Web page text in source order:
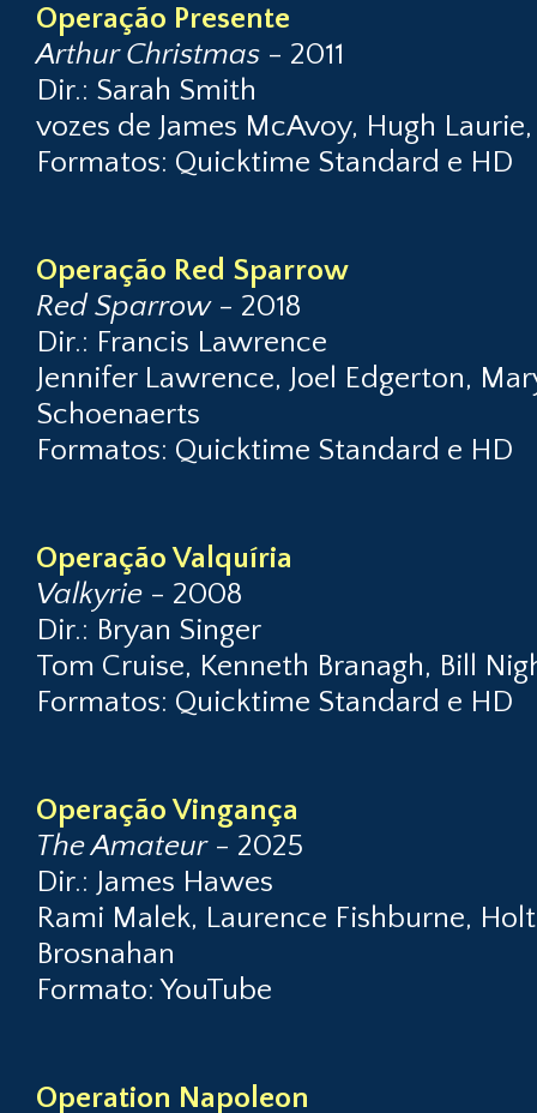
Operação Presente
Arthur Christmas - 2011
Dir.: Sarah Smith
vozes de James McAvoy, Hugh
Formatos: Quicktime Standard e HD
Operação Red Sparrow
Red Sparrow- 2018
Dir.: Francis Lawrence
Jennifer Lawrence, Joel Edgerton,
Schoenaerts
Formatos: Quicktime Standard e HD
Operação Valquíria
Valkyrie - 2008
Dir.: Bryan Singer
Tom Cruise, Kenneth Branagh, Bill
Formatos: Quicktime Standard e HD
Operação Vingança
The Amateur- 2025
Dir.: James Hawes
Rami Malek, Laurence Fishburne,
Brosnahan
Formato: YouTube
Operation Napoleon